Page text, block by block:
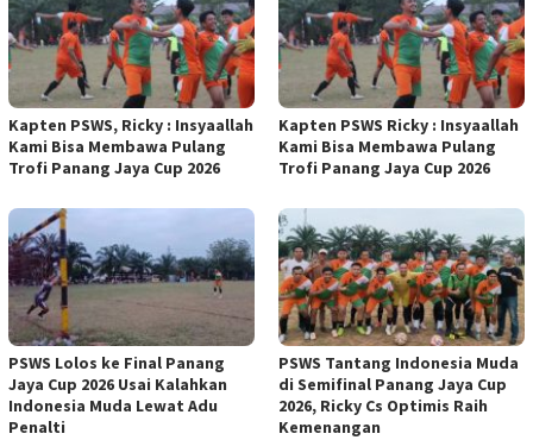
Kapten PSWS, Ricky : Insyaallah
Kami Bisa Membawa Pulang
Trofi Panang Jaya Cup 2026
Kapten PSWS Ricky : Insyaallah
Kami Bisa Membawa Pulang
Trofi Panang Jaya Cup 2026
PSWS Lolos ke Final Panang
Jaya Cup 2026 Usai Kalahkan
Indonesia Muda Lewat Adu
Penalti
PSWS Tantang Indonesia Muda
di Semifinal Panang Jaya Cup
2026, Ricky Cs Optimis Raih
Kemenangan